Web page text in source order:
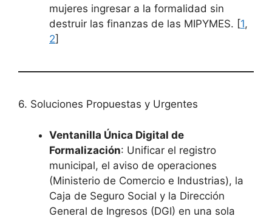
mujeres ingresar a la formalidad sin
destruir las finanzas de las MIPYMES. [1,
2]
6. Soluciones Propuestas y Urgentes
Ventanilla Única Digital de
Formalización: Unificar el registro
municipal, el aviso de operaciones
(Ministerio de Comercio e Industrias), la
Caja de Seguro Social y la Dirección
General de Ingresos (DGI) en una sola